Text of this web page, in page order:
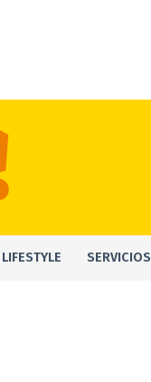
LIFESTYLE SERVICIOS